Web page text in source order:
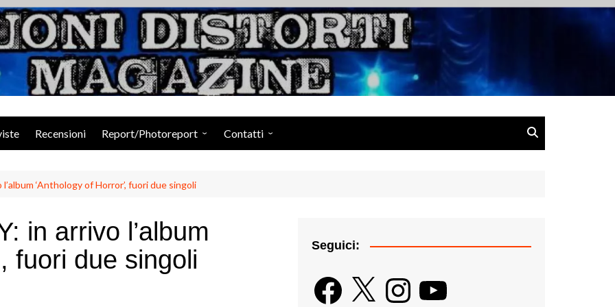
Suoni Distorti Magazine
Recensioni Report/Photoreport Contatti
‘Anthology of Horror’, fuori due singoli
in arrivo l’album
fuori due singoli
Seguici:
Facebook
X InstagramYouTube